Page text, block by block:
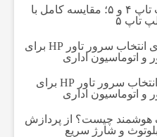
تفاوت سرفیس لپ تاپ ۴ و ۵؛ مقایسه کامل با
تاپ ۵
راهنمای انتخاب سرور تاور HP برای
و اتوماسیون اداری
راهنمای انتخاب سرور تاور HP برای
و اتوماسیون اداری
چیست؟ از پردازش
و شارژ سریع